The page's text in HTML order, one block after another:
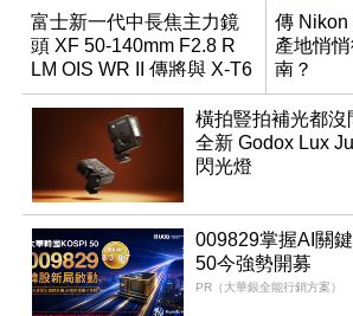
富士新一代中長焦主力鏡
頭 XF 50-140mm F2.8 R
LM OIS WR II 傳將與 X-T6
同步亮相
傳 Nikon
產地悄
南？
橫拍豎拍補光都沒
全新 Godox Lux
閃光燈
009829掌握AI關
50今強勢開募
PR（大華銀全能行銷方案）